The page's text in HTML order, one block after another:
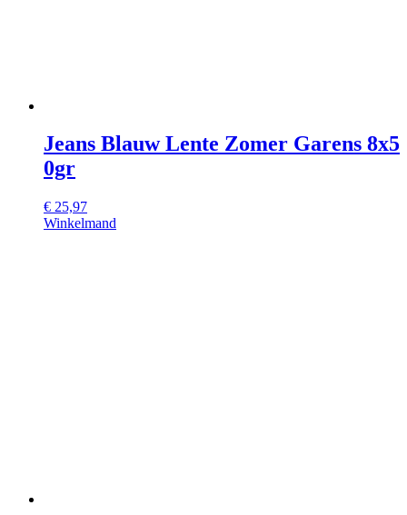
Jeans Blauw Lente Zomer Garens 8x5
0gr
€ 25,97
Winkelmand